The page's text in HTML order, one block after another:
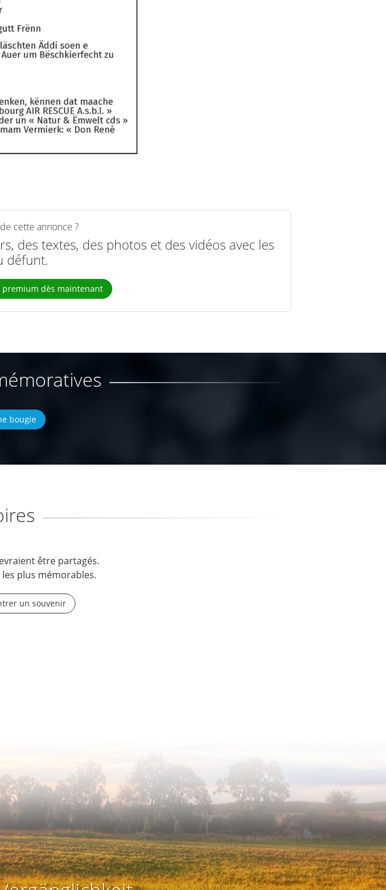
cette annonce ?
des textes, des photos et des vidéos avec les
défunt.
dès maintenant
bougie
être partagés.
plus mémorables.
un souvenir